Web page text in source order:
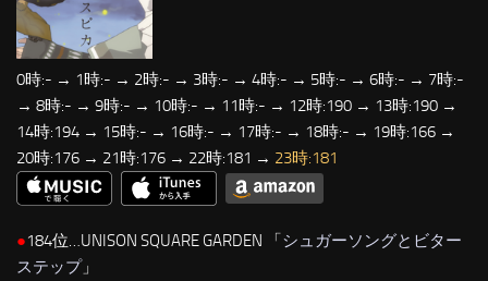
0時:- → 1時:- → 2時:- → 3時:- → 4時:- → 5時:- → 6時:- → 7時:-
→ 8時:- → 9時:- → 10時:- → 11時:- → 12時:190 → 13時:190 →
14時:194 → 15時:- → 16時:- → 17時:- → 18時:- → 19時:166 →
20時:176 → 21時:176 → 22時:181 → 23時:181
●184位…UNISON SQUARE GARDEN 「シュガーソングとビター
ステップ」